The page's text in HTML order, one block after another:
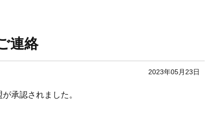
連絡
2023年05月23日
承認されました。